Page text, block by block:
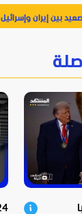
بين إيران وإسرائيل